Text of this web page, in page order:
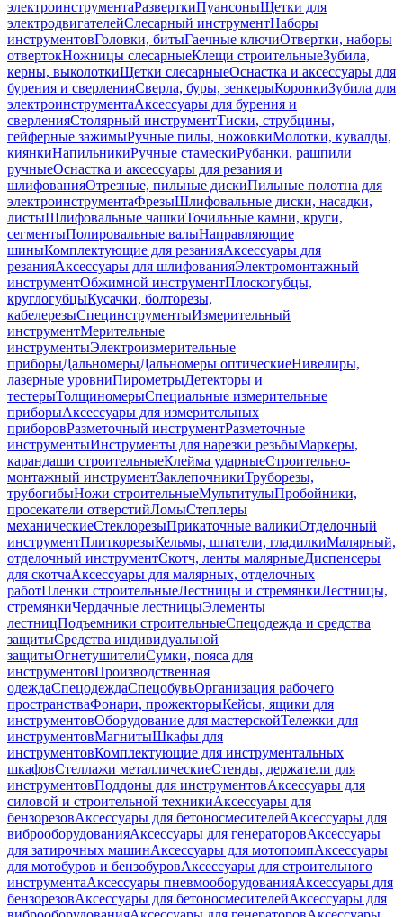
электроинструментаРазверткиПуансоныЩетки для
электродвигателейСлесарный инструментНаборы
инструментовГоловки, битыГаечные ключиОтвертки, наборы
отвертокНожницы слесарныеКлещи строительныеЗубила,
керны, выколоткиЩетки слесарныеОснастка и аксессуары для
бурения и сверленияСверла, буры, зенкерыКоронкиЗубила для
электроинструментаАксессуары для бурения и
сверленияСтолярный инструментТиски, струбцины,
гейферные зажимыРучные пилы, ножовкиМолотки, кувалды,
киянкиНапильникиРучные стамескиРубанки, рашпили
ручныеОснастка и аксессуары для резания и
шлифованияОтрезные, пильные дискиПильные полотна для
электроинструментаФрезыШлифовальные диски, насадки,
листыШлифовальные чашкиТочильные камни, круги,
сегментыПолировальные валыНаправляющие
шиныКомплектующие для резанияАксессуары для
резанияАксессуары для шлифованияЭлектромонтажный
инструментОбжимной инструментПлоскогубцы,
круглогубцыКусачки, болторезы,
кабелерезыСпецинструментыИзмерительный
инструментМерительные
инструментыЭлектроизмерительные
приборыДальномерыДальномеры оптическиеНивелиры,
лазерные уровниПирометрыДетекторы и
тестерыТолщиномерыСпециальные измерительные
приборыАксессуары для измерительных
приборовРазметочный инструментРазметочные
инструментыИнструменты для нарезки резьбыМаркеры,
карандаши строительныеКлейма ударныеСтроительно-
монтажный инструментЗаклепочникиТруборезы,
трубогибыНожи строительныеМультитулыПробойники,
просекатели отверстийЛомыСтеплеры
механическиеСтеклорезыПрикаточные валикиОтделочный
инструментПлиткорезыКельмы, шпатели, гладилкиМалярный,
отделочный инструментСкотч, ленты малярныеДиспенсеры
для скотчаАксессуары для малярных, отделочных
работПленки строительныеЛестницы и стремянкиЛестницы,
стремянкиЧердачные лестницыЭлементы
лестницПодъемники строительныеСпецодежда и средства
защитыСредства индивидуальной
защитыОгнетушителиСумки, пояса для
инструментовПроизводственная
одеждаСпецодеждаСпецобувьОрганизация рабочего
пространстваФонари, прожекторыКейсы, ящики для
инструментовОборудование для мастерскойТележки для
инструментовМагнитыШкафы для
инструментовКомплектующие для инструментальных
шкафовСтеллажи металлическиеСтенды, держатели для
инструментовПоддоны для инструментовАксессуары для
силовой и строительной техникиАксессуары для
бензорезовАксессуары для бетоносмесителейАксессуары для
виброоборудованияАксессуары для генераторовАксессуары
для затирочных машинАксессуары для мотопомпАксессуары
для мотобуров и бензобуровАксессуары для строительного
инструментаАксессуары пневмооборудованияАксессуары для
бензорезовАксессуары для бетоносмесителейАксессуары для